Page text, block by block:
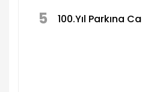
5 100.Yıl Parkına